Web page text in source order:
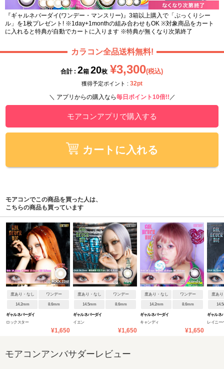
『ギャルネバーダイ(ワンデー・マンスリー)』3箱以上購入で「ぷっくりシー
ル」を1枚プレゼント! ※1day+1monthの組み合わせもOK ※対象商品をカート
に入れると特典が自動でカートに入ります ※特典が無くなり次第終了
カラコン全品送料無料!
合計 : 2箱 20枚 ¥3,300(税込)
獲得予定ポイント : 32pt
＼ アプリからの購入なら毎日ポイント10倍!! ／
モアコンアプリで購入する
カートに入れる
モアコンでこの商品を買った人は、
こちらの商品も買っています
度あり・なし ワンデー
14.2mm 8.6mm
ギャルネバーダイ
ロックスター
¥1,650
度あり・なし ワンデー
14.5mm 8.6mm
ギャルネバーダイ
イエン
¥1,650
度あり・なし ワンデー
14.2mm 8.6mm
ギャルネバーダイ
キャンディ
¥1,650
度あ
ギャルネ
レイニー
モアコンアンバサダーレビュー